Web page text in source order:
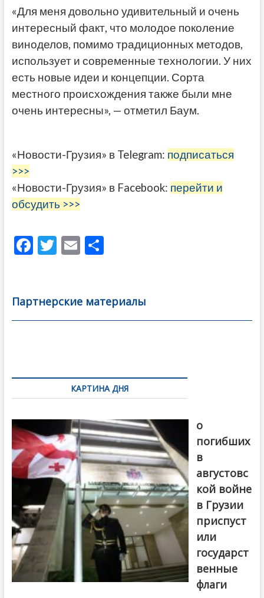
«Для меня довольно удивительный и очень
интересный факт, что молодое поколение
виноделов, помимо традиционных методов,
использует и современные технологии. У них
есть новые идеи и концепции. Сорта
местного происхождения также были мне
очень интересны», — отметил Баум.
«Новости-Грузия» в Telegram: подписаться
>>>
«Новости-Грузия» в Facebook: перейти и
обсудить >>>
F
b
o
T
er
E
l
О
а
в
Партнерские материалы
по
записямКАРТИНА ДНЯ
о
погибших
в
августовс
кой войне
в Грузии
приспуст
или
государст
венные
флаги